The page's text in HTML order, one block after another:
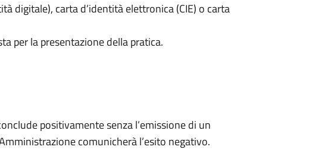
digitale), carta d’identità elettronica (CIE) o carta
per la presentazione della pratica.
positivamente senza l’emissione di un
comunicherà l’esito negativo.